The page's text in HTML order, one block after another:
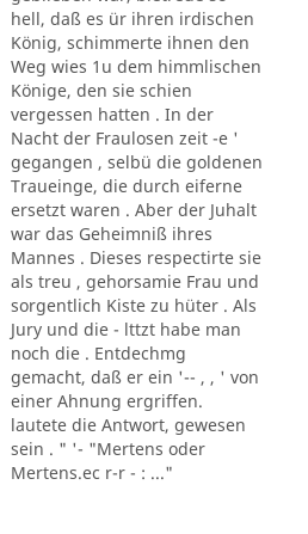
hell, daß es ür ihren irdischen
König, schimmerte ihnen den
Weg wies 1u dem himmlischen
Könige, den sie schien
vergessen hatten . In der
Nacht der Fraulosen zeit -e '
gegangen , selbü die goldenen
Traueinge, die durch eiferne
ersetzt waren . Aber der Juhalt
war das Geheimniß ihres
Mannes . Dieses respectirte sie
als treu , gehorsamie Frau und
sorgentlich Kiste zu hüter . Als
Jury und die - lttzt habe man
noch die . Entdechmg
gemacht, daß er ein '-- , , ' von
einer Ahnung ergriffen.
lautete die Antwort, gewesen
sein . " '- "Mertens oder
Mertens.ec r-r - : ..."